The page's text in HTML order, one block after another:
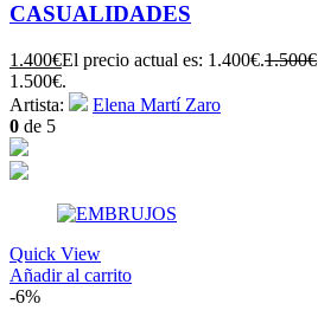
CASUALIDADES
1.400€El precio actual es: 1.400€.1.500€
1.500€.
Artista:
Elena Martí Zaro
0 de 5
Quick View
Añadir al carrito
-6%